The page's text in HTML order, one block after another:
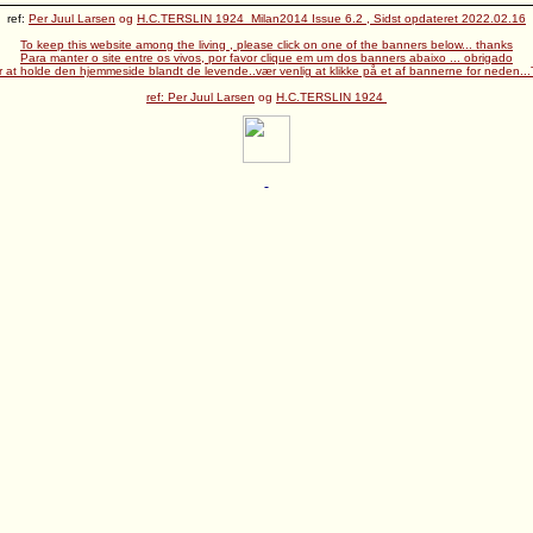
ref: Per Juul Larsen og H.C.TERSLIN 1924 Milan2014 Issue 6.2 , Sidst opdateret 2022.02.16
To keep this website among the living , please click on one of the banners below... thanks
Para manter o site entre os vivos, por favor clique em um dos banners abaixo ... obrigado
at holde den hjemmeside blandt de levende..vær venlig at klikke på et af bannerne for
ref: Per Juul Larsen og H.C.TERSLIN 1924